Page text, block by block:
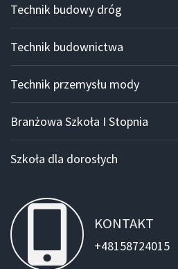
Technik budowy dróg
Technik budownictwa
Technik przemysłu mody
Branżowa Szkoła I Stopnia
Szkoła dla dorosłych
KONTAKT
+48158724015